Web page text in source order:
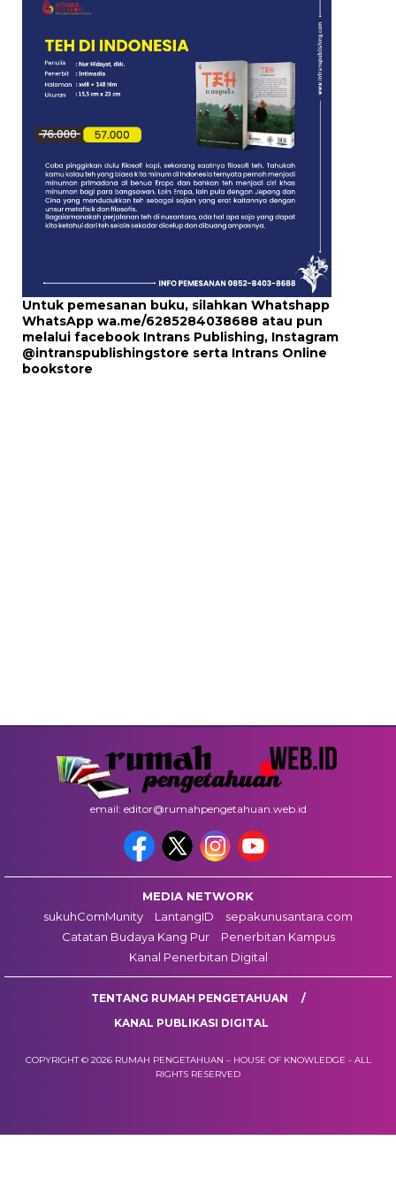
Untuk pemesanan buku, silahkan Whatshapp
WhatsApp wa.me/6285284038688 atau pun
melalui facebook Intrans Publishing, Instagram
@intranspublishingstore serta Intrans Online
bookstore
email: editor@rumahpengetahuan.web.id
MEDIA NETWORK
sukuhComMunity
LantangID
sepakunusantara.com
Catatan Budaya Kang Pur
Penerbitan Kampus
Kanal Penerbitan Digital
TENTANG RUMAH PENGETAHUAN
KANAL PUBLIKASI DIGITAL
COPYRIGHT © 2026 RUMAH PENGETAHUAN – HOUSE OF KNOWLEDGE - ALL
RIGHTS RESERVED